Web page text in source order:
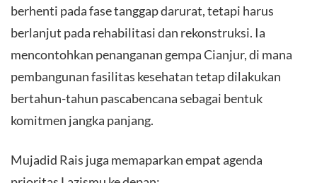
berhenti pada fase tanggap darurat, tetapi harus
berlanjut pada rehabilitasi dan rekonstruksi. Ia
mencontohkan penanganan gempa Cianjur, di mana
pembangunan fasilitas kesehatan tetap dilakukan
bertahun-tahun pascabencana sebagai bentuk
komitmen jangka panjang.
​Mujadid Rais juga memaparkan empat agenda